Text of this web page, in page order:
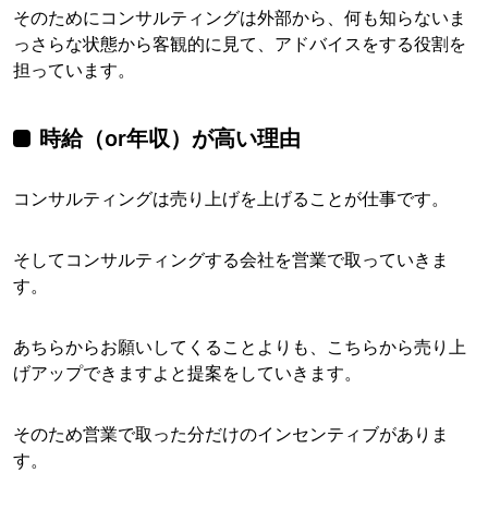
そのためにコンサルティングは外部から、何も知らないま
っさらな状態から客観的に見て、アドバイスをする役割を
担っています。
時給（or年収）が高い理由
コンサルティングは売り上げを上げることが仕事です。
そしてコンサルティングする会社を営業で取っていきま
す。
あちらからお願いしてくることよりも、こちらから売り上
げアップできますよと提案をしていきます。
そのため営業で取った分だけのインセンティブがありま
す。